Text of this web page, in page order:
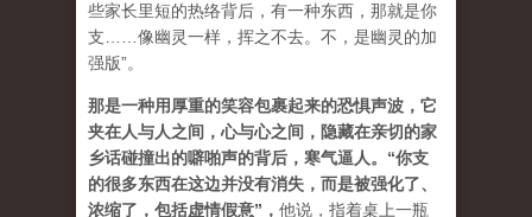
些家长里短的热络背后，有一种东西，那就是你
支……像幽灵一样，挥之不去。不，是幽灵的加
强版”。
那是一种用厚重的笑容包裹起来的恐惧声波，它
夹在人与人之间，心与心之间，隐藏在亲切的家
乡话碰撞出的噼啪声的背后，寒气逼人。“你支
的很多东西在这边并没有消失，而是被强化了、
浓缩了，包括虚情假意”， 他说，指着桌上一瓶